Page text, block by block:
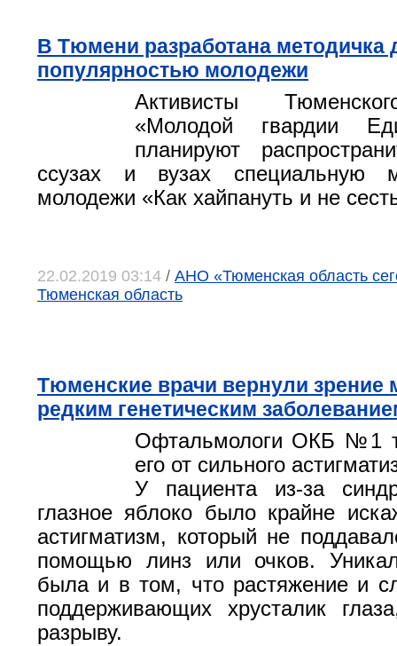
В Тюмени разработана методичка
популярностью молодежи
Активисты
«Молодой гвардии
планируют
ссузах и вузах специальную
молодежи «Как хайпануть и не
22.02.2019 03:14 / АНО «Тюменская область
Тюменская область
Тюменские врачи вернули зрение
редким генетическим
Офтальмологи ОКБ №1
его от сильного
У пациента из-за
глазное яблоко было крайне
астигматизм, который не
помощью линз или очков.
была и в том, что растяжение и
поддерживающих хрусталик
разрыву.